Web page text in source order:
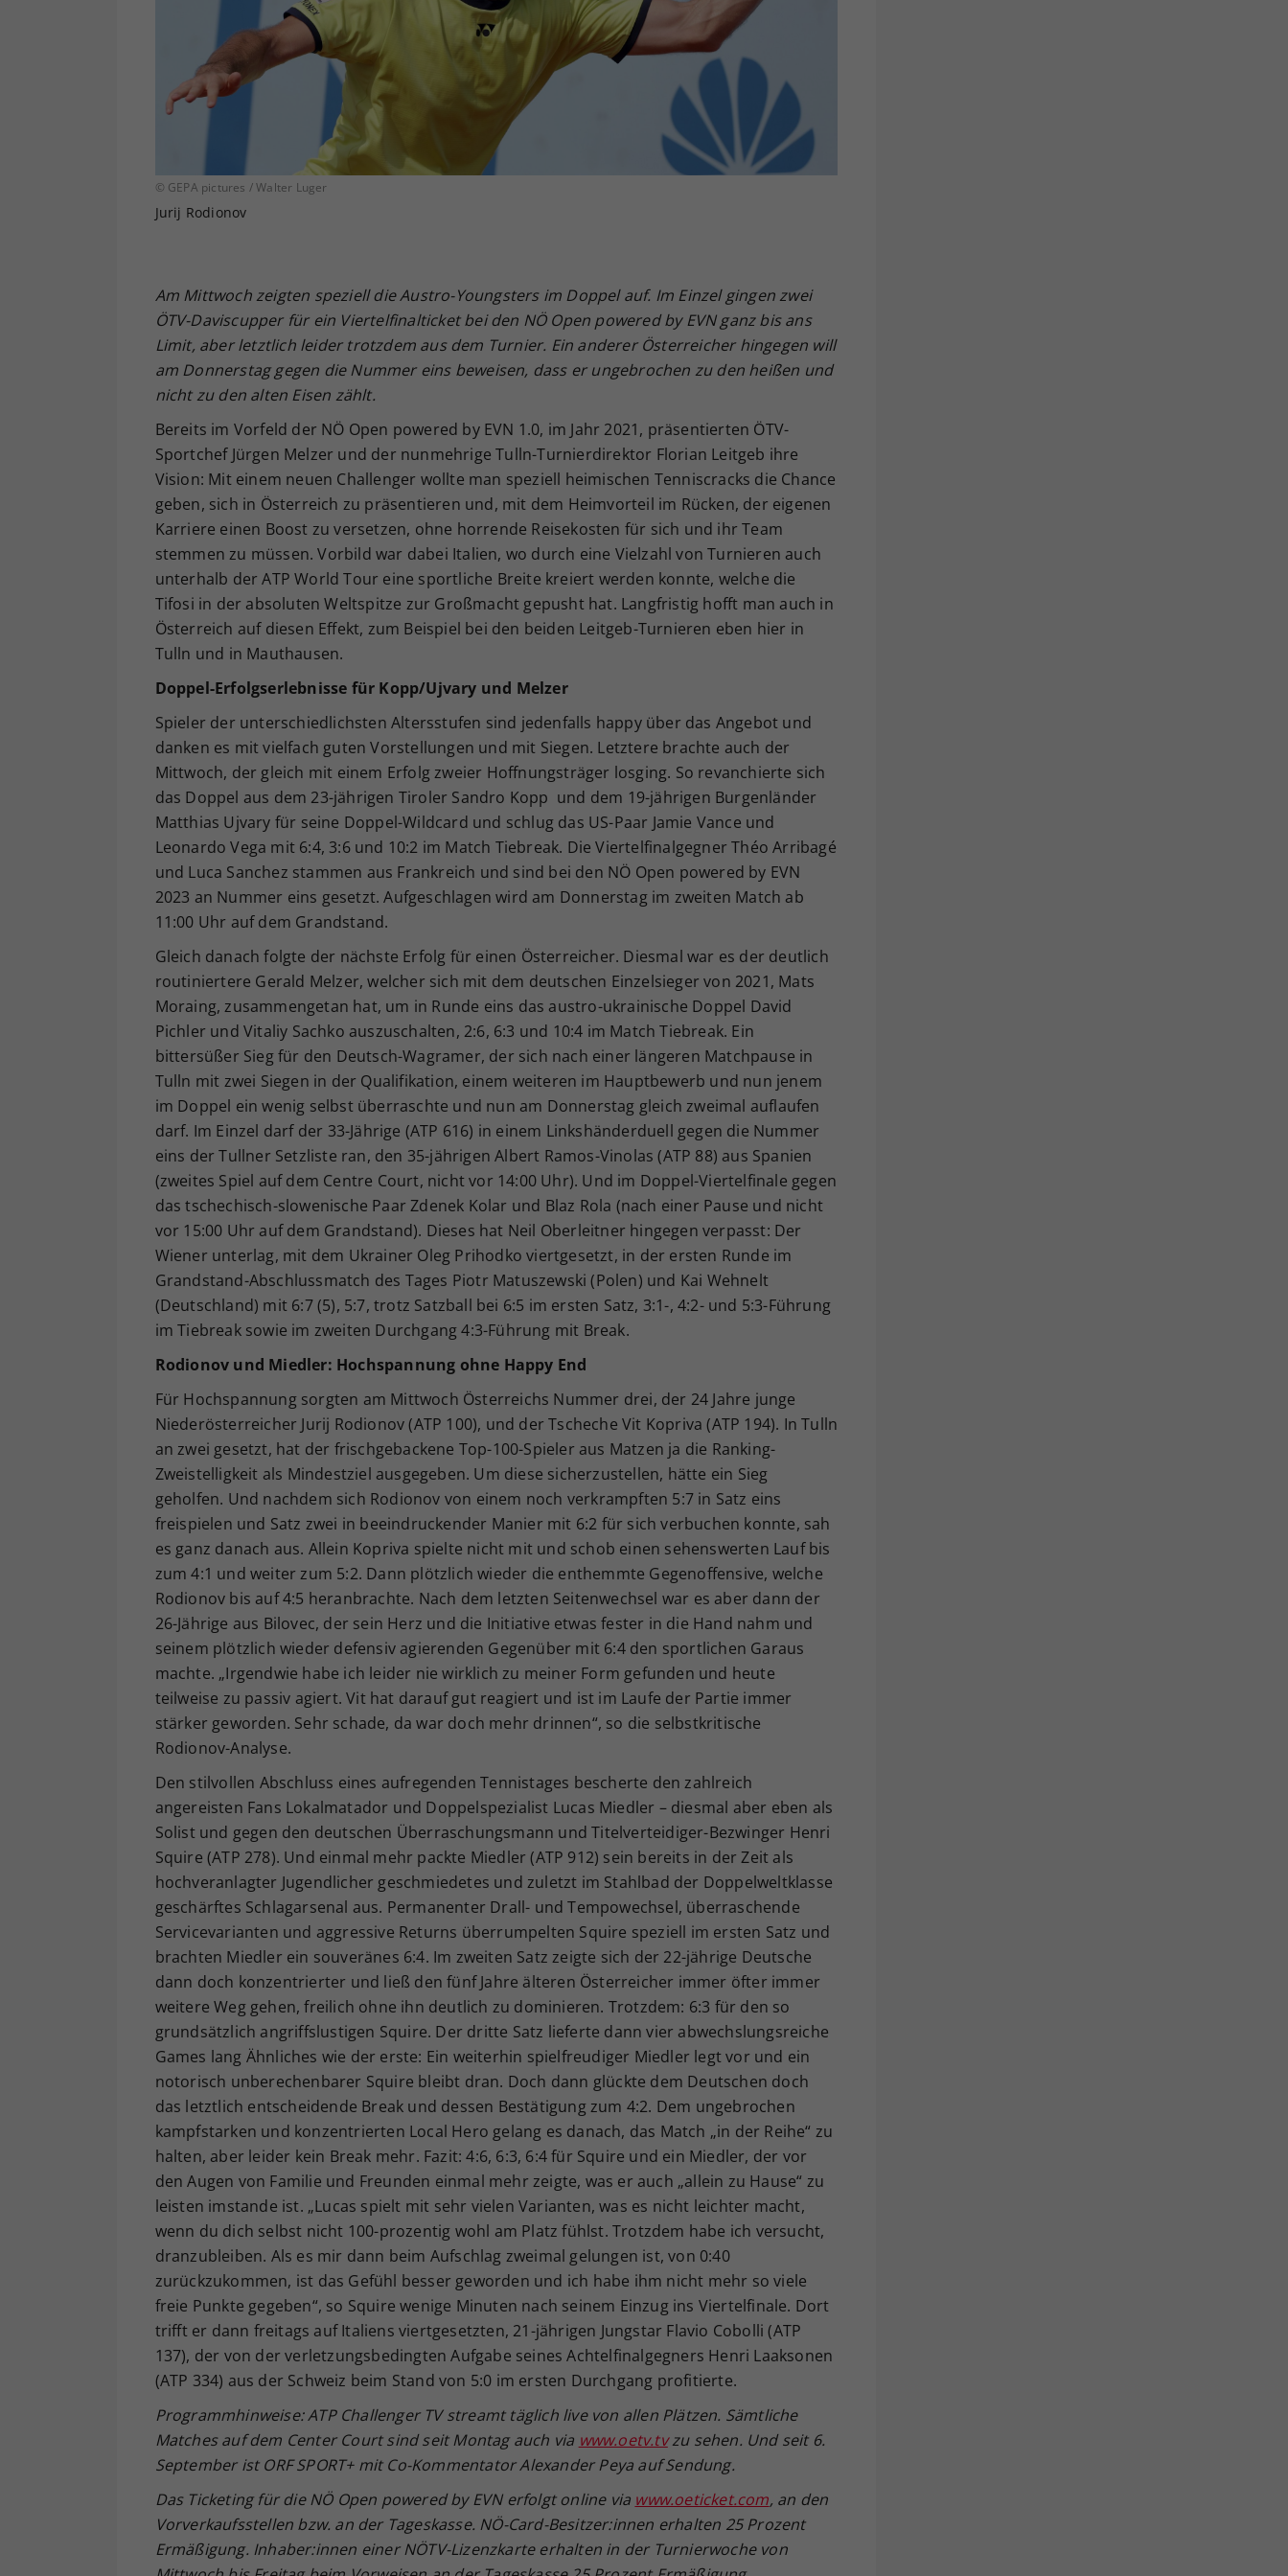
© GEPA pictures / Walter Luger
Jurij Rodionov
Am Mittwoch zeigten speziell die Austro-Youngsters im Doppel auf. Im Einzel gingen zwei
ÖTV-Daviscupper für ein Viertelfinalticket bei den NÖ Open powered by EVN ganz bis ans
Limit, aber letztlich leider trotzdem aus dem Turnier. Ein anderer Österreicher hingegen will
am Donnerstag gegen die Nummer eins beweisen, dass er ungebrochen zu den heißen und
nicht zu den alten Eisen zählt.
Bereits im Vorfeld der NÖ Open powered by EVN 1.0, im Jahr 2021, präsentierten ÖTV-
Sportchef Jürgen Melzer und der nunmehrige Tulln-Turnierdirektor Florian Leitgeb ihre
Vision: Mit einem neuen Challenger wollte man speziell heimischen Tenniscracks die Chance
geben, sich in Österreich zu präsentieren und, mit dem Heimvorteil im Rücken, der eigenen
Karriere einen Boost zu versetzen, ohne horrende Reisekosten für sich und ihr Team
stemmen zu müssen. Vorbild war dabei Italien, wo durch eine Vielzahl von Turnieren auch
unterhalb der ATP World Tour eine sportliche Breite kreiert werden konnte, welche die
Tifosi in der absoluten Weltspitze zur Großmacht gepusht hat. Langfristig hofft man auch in
Österreich auf diesen Effekt, zum Beispiel bei den beiden Leitgeb-Turnieren eben hier in
Tulln und in Mauthausen.
Doppel-Erfolgserlebnisse für Kopp/Ujvary und Melzer
Spieler der unterschiedlichsten Altersstufen sind jedenfalls happy über das Angebot und
danken es mit vielfach guten Vorstellungen und mit Siegen. Letztere brachte auch der
Mittwoch, der gleich mit einem Erfolg zweier Hoffnungsträger losging. So revanchierte sich
das Doppel aus dem 23-jährigen Tiroler Sandro Kopp und dem 19-jährigen Burgenländer
Matthias Ujvary für seine Doppel-Wildcard und schlug das US-Paar Jamie Vance und
Leonardo Vega mit 6:4, 3:6 und 10:2 im Match Tiebreak. Die Viertelfinalgegner Théo Arribagé
und Luca Sanchez stammen aus Frankreich und sind bei den NÖ Open powered by EVN
2023 an Nummer eins gesetzt. Aufgeschlagen wird am Donnerstag im zweiten Match ab
11:00 Uhr auf dem Grandstand.
Gleich danach folgte der nächste Erfolg für einen Österreicher. Diesmal war es der deutlich
routiniertere Gerald Melzer, welcher sich mit dem deutschen Einzelsieger von 2021, Mats
Moraing, zusammengetan hat, um in Runde eins das austro-ukrainische Doppel David
Pichler und Vitaliy Sachko auszuschalten, 2:6, 6:3 und 10:4 im Match Tiebreak. Ein
bittersüßer Sieg für den Deutsch-Wagramer, der sich nach einer längeren Matchpause in
Tulln mit zwei Siegen in der Qualifikation, einem weiteren im Hauptbewerb und nun jenem
im Doppel ein wenig selbst überraschte und nun am Donnerstag gleich zweimal auflaufen
darf. Im Einzel darf der 33-Jährige (ATP 616) in einem Linkshänderduell gegen die Nummer
eins der Tullner Setzliste ran, den 35-jährigen Albert Ramos-Vinolas (ATP 88) aus Spanien
(zweites Spiel auf dem Centre Court, nicht vor 14:00 Uhr). Und im Doppel-Viertelfinale gegen
das tschechisch-slowenische Paar Zdenek Kolar und Blaz Rola (nach einer Pause und nicht
vor 15:00 Uhr auf dem Grandstand). Dieses hat Neil Oberleitner hingegen verpasst: Der
Wiener unterlag, mit dem Ukrainer Oleg Prihodko viertgesetzt, in der ersten Runde im
Grandstand-Abschlussmatch des Tages Piotr Matuszewski (Polen) und Kai Wehnelt
(Deutschland) mit 6:7 (5), 5:7, trotz Satzball bei 6:5 im ersten Satz, 3:1-, 4:2- und 5:3-Führung
im Tiebreak sowie im zweiten Durchgang 4:3-Führung mit Break.
Rodionov und Miedler: Hochspannung ohne Happy End
Für Hochspannung sorgten am Mittwoch Österreichs Nummer drei, der 24 Jahre junge
Niederösterreicher Jurij Rodionov (ATP 100), und der Tscheche Vit Kopriva (ATP 194). In Tulln
an zwei gesetzt, hat der frischgebackene Top-100-Spieler aus Matzen ja die Ranking-
Zweistelligkeit als Mindestziel ausgegeben. Um diese sicherzustellen, hätte ein Sieg
geholfen. Und nachdem sich Rodionov von einem noch verkrampften 5:7 in Satz eins
freispielen und Satz zwei in beeindruckender Manier mit 6:2 für sich verbuchen konnte, sah
es ganz danach aus. Allein Kopriva spielte nicht mit und schob einen sehenswerten Lauf bis
zum 4:1 und weiter zum 5:2. Dann plötzlich wieder die enthemmte Gegenoffensive, welche
Rodionov bis auf 4:5 heranbrachte. Nach dem letzten Seitenwechsel war es aber dann der
26-Jährige aus Bilovec, der sein Herz und die Initiative etwas fester in die Hand nahm und
seinem plötzlich wieder defensiv agierenden Gegenüber mit 6:4 den sportlichen Garaus
machte. „Irgendwie habe ich leider nie wirklich zu meiner Form gefunden und heute
teilweise zu passiv agiert. Vit hat darauf gut reagiert und ist im Laufe der Partie immer
stärker geworden. Sehr schade, da war doch mehr drinnen“, so die selbstkritische
Rodionov-Analyse.
Den stilvollen Abschluss eines aufregenden Tennistages bescherte den zahlreich
angereisten Fans Lokalmatador und Doppelspezialist Lucas Miedler – diesmal aber eben als
Solist und gegen den deutschen Überraschungsmann und Titelverteidiger-Bezwinger Henri
Squire (ATP 278). Und einmal mehr packte Miedler (ATP 912) sein bereits in der Zeit als
hochveranlagter Jugendlicher geschmiedetes und zuletzt im Stahlbad der Doppelweltklasse
geschärftes Schlagarsenal aus. Permanenter Drall- und Tempowechsel, überraschende
Servicevarianten und aggressive Returns überrumpelten Squire speziell im ersten Satz und
brachten Miedler ein souveränes 6:4. Im zweiten Satz zeigte sich der 22-jährige Deutsche
dann doch konzentrierter und ließ den fünf Jahre älteren Österreicher immer öfter immer
weitere Weg gehen, freilich ohne ihn deutlich zu dominieren. Trotzdem: 6:3 für den so
grundsätzlich angriffslustigen Squire. Der dritte Satz lieferte dann vier abwechslungsreiche
Games lang Ähnliches wie der erste: Ein weiterhin spielfreudiger Miedler legt vor und ein
notorisch unberechenbarer Squire bleibt dran. Doch dann glückte dem Deutschen doch
das letztlich entscheidende Break und dessen Bestätigung zum 4:2. Dem ungebrochen
kampfstarken und konzentrierten Local Hero gelang es danach, das Match „in der Reihe“ zu
halten, aber leider kein Break mehr. Fazit: 4:6, 6:3, 6:4 für Squire und ein Miedler, der vor
den Augen von Familie und Freunden einmal mehr zeigte, was er auch „allein zu Hause“ zu
leisten imstande ist. „Lucas spielt mit sehr vielen Varianten, was es nicht leichter macht,
wenn du dich selbst nicht 100-prozentig wohl am Platz fühlst. Trotzdem habe ich versucht,
dranzubleiben. Als es mir dann beim Aufschlag zweimal gelungen ist, von 0:40
zurückzukommen, ist das Gefühl besser geworden und ich habe ihm nicht mehr so viele
freie Punkte gegeben“, so Squire wenige Minuten nach seinem Einzug ins Viertelfinale. Dort
trifft er dann freitags auf Italiens viertgesetzten, 21-jährigen Jungstar Flavio Cobolli (ATP
137), der von der verletzungsbedingten Aufgabe seines Achtelfinalgegners Henri Laaksonen
(ATP 334) aus der Schweiz beim Stand von 5:0 im ersten Durchgang profitierte.
Programmhinweise: ATP Challenger TV streamt täglich live von allen Plätzen. Sämtliche
Matches auf dem Center Court sind seit Montag auch via www.oetv.tvzu sehen. Und seit 6.
September ist ORF SPORT+ mit Co-Kommentator Alexander Peya auf Sendung.
Das Ticketing für die NÖ Open powered by EVN erfolgt online via www.oeticket.com, an den
Vorverkaufsstellen bzw. an der Tageskasse. NÖ-Card-Besitzer:innen erhalten 25 Prozent
Ermäßigung. Inhaber:innen einer NÖTV-Lizenzkarte erhalten in der Turnierwoche von
Ihrer vorgenommen Einstellungen, falls der
Webseiten-Betreiber dies eingestellt hat.